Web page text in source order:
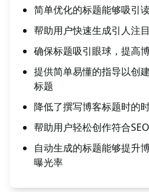
简单优化的标题能够吸引
帮助用户快速生成引人注
确保标题吸引眼球，提高
提供简单易懂的指导以创
标题
降低了撰写博客标题时的
帮助用户轻松创作符合
自动生成的标题能够提升
曝光率